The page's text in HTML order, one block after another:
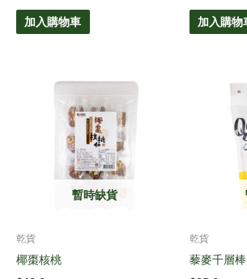
加入購物車 加入購物
暫時缺貨
乾貨
椰棗核桃
乾貨
藜麥千層